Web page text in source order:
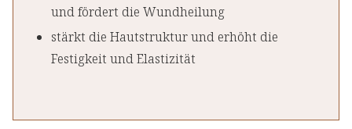
und fördert die Wundheilung
stärkt die Hautstruktur und erhöht die
Festigkeit und Elastizität